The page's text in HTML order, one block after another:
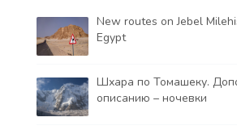
New routes on Jebel
Egypt
Шхара по Томашеку.
описанию – ночевки